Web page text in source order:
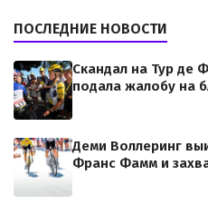
ПОСЛЕДНИЕ НОВОСТИ
Скандал на Тур де
подала жалобу на
Деми Воллеринг
Франс Фамм и